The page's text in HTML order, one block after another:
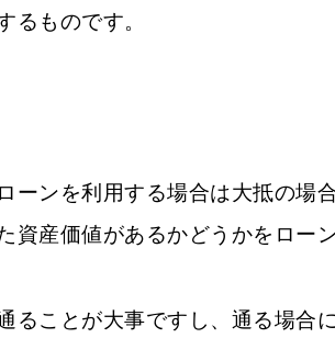
るものです。
ーンを利用する場合は大抵の場
資産価値があるかどうかをロー
ることが大事ですし、通る場合